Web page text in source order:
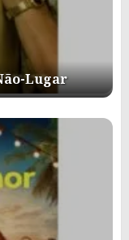
Lugar